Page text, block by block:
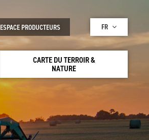
CARTE DU TERROIR &
NATURE
ESPACE PRODUCTEURS FR